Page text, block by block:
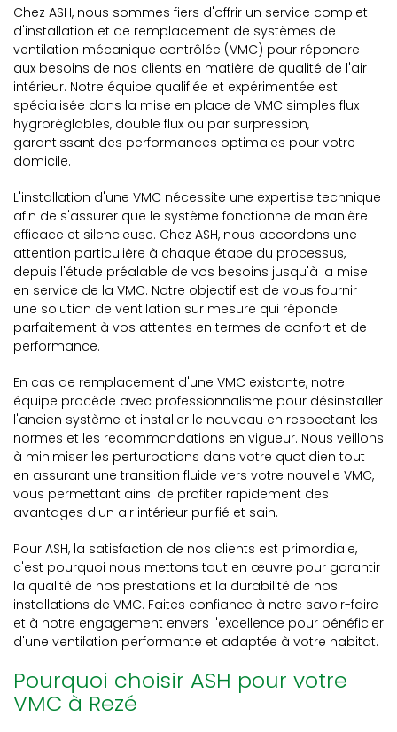
Chez ASH, nous sommes fiers d'offrir un service complet
d'installation et de remplacement de systèmes de
ventilation mécanique contrôlée (VMC) pour répondre
aux besoins de nos clients en matière de qualité de l'air
intérieur. Notre équipe qualifiée et expérimentée est
spécialisée dans la mise en place de VMC simples flux
hygroréglables, double flux ou par surpression,
garantissant des performances optimales pour votre
domicile.
L'installation d'une VMC nécessite une expertise technique
afin de s'assurer que le système fonctionne de manière
efficace et silencieuse. Chez ASH, nous accordons une
attention particulière à chaque étape du processus,
depuis l'étude préalable de vos besoins jusqu'à la mise
en service de la VMC. Notre objectif est de vous fournir
une solution de ventilation sur mesure qui réponde
parfaitement à vos attentes en termes de confort et de
performance.
En cas de remplacement d'une VMC existante, notre
équipe procède avec professionnalisme pour désinstaller
l'ancien système et installer le nouveau en respectant les
normes et les recommandations en vigueur. Nous veillons
à minimiser les perturbations dans votre quotidien tout
en assurant une transition fluide vers votre nouvelle VMC,
vous permettant ainsi de profiter rapidement des
avantages d'un air intérieur purifié et sain.
Pour ASH, la satisfaction de nos clients est primordiale,
c'est pourquoi nous mettons tout en œuvre pour garantir
la qualité de nos prestations et la durabilité de nos
installations de VMC. Faites confiance à notre savoir-faire
et à notre engagement envers l'excellence pour bénéficier
d'une ventilation performante et adaptée à votre habitat.
Pourquoi choisir ASH pour votre
VMC à Rezé